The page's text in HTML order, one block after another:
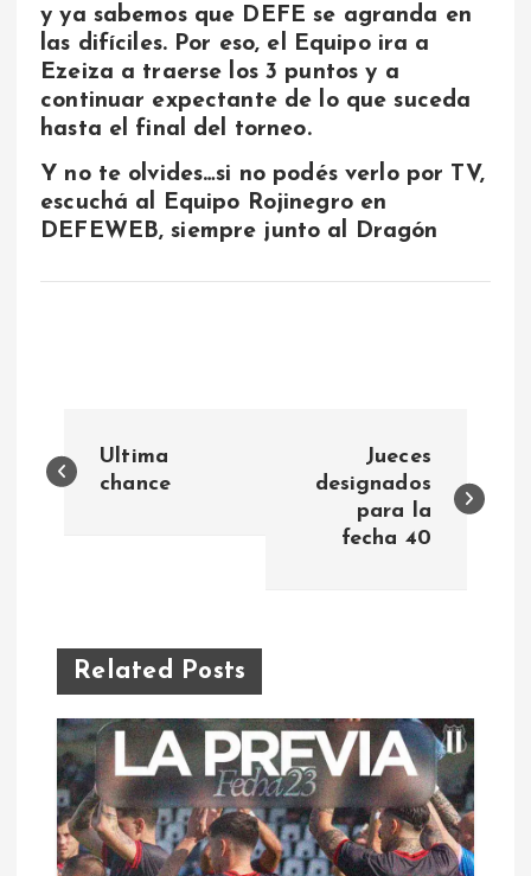
y ya sabemos que DEFE se agranda en
las difíciles. Por eso, el Equipo ira a
Ezeiza a traerse los 3 puntos y a
continuar expectante de lo que suceda
hasta el final del torneo.
Y no te olvides…si no podés verlo por TV,
escuchá al Equipo Rojinegro en
DEFEWEB, siempre junto al Dragón
a
a
c
Ultima
chance
Jueces
designados
para la
fecha 40
Related Posts